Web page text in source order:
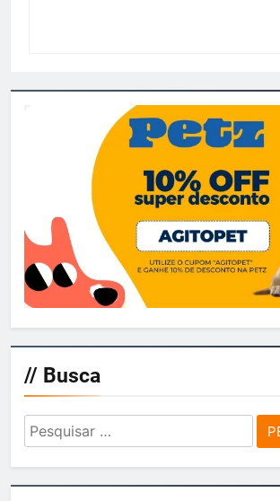
// Busca
Pesquisar
por: